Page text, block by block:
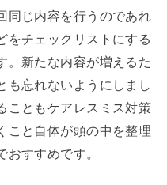
同じ内容を行うのであれ
をチェックリストにする
。新たな内容が増えるた
も忘れないようにしまし
こともケアレスミス対策
こと自体が頭の中を整理
すすめです。